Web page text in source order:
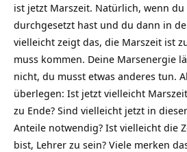
ist jetzt Marszeit. Natürlich, wenn
durchgesetzt hast und du dann in
vielleicht zeigt das, die Marszeit ist
muss kommen. Deine Marsenergie
nicht, du musst etwas anderes tun.
überlegen: Ist jetzt vielleicht
zu Ende? Sind vielleicht jetzt in
Anteile notwendig? Ist vielleicht die
bist, Lehrer zu sein? Viele merken